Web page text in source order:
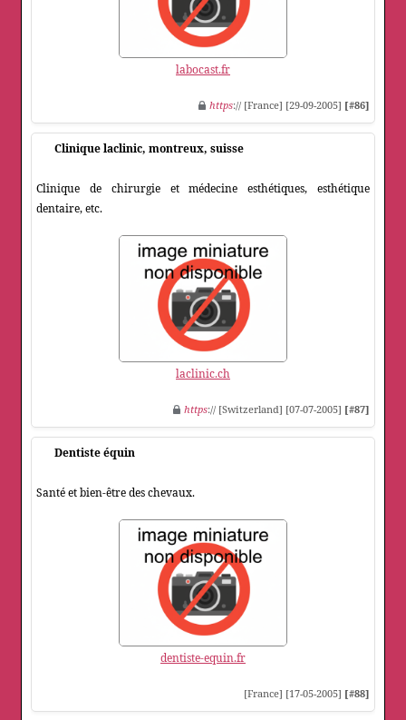
labocast.fr
https:// [France] [29-09-2005] [#86]
Clinique laclinic, montreux, suisse
Clinique de chirurgie et médecine esthétiques, esthétique
dentaire, etc.
laclinic.ch
https:// [Switzerland] [07-07-2005] [#87]
Dentiste équin
Santé et bien-être des chevaux.
dentiste-equin.fr
[France] [17-05-2005] [#88]